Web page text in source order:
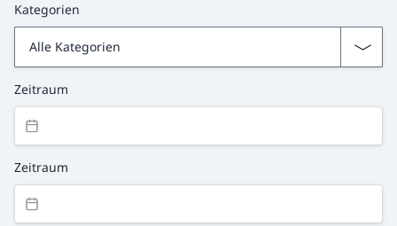
Kategorien
Zeitraum
Zeitraum